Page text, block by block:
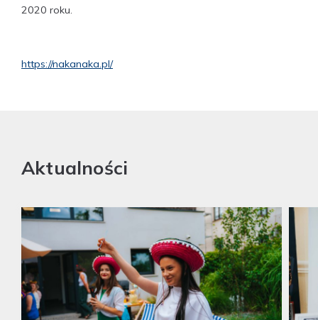
2020 roku.
https://nakanaka.pl/
Aktualności